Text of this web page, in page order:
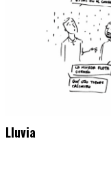
Lluvia